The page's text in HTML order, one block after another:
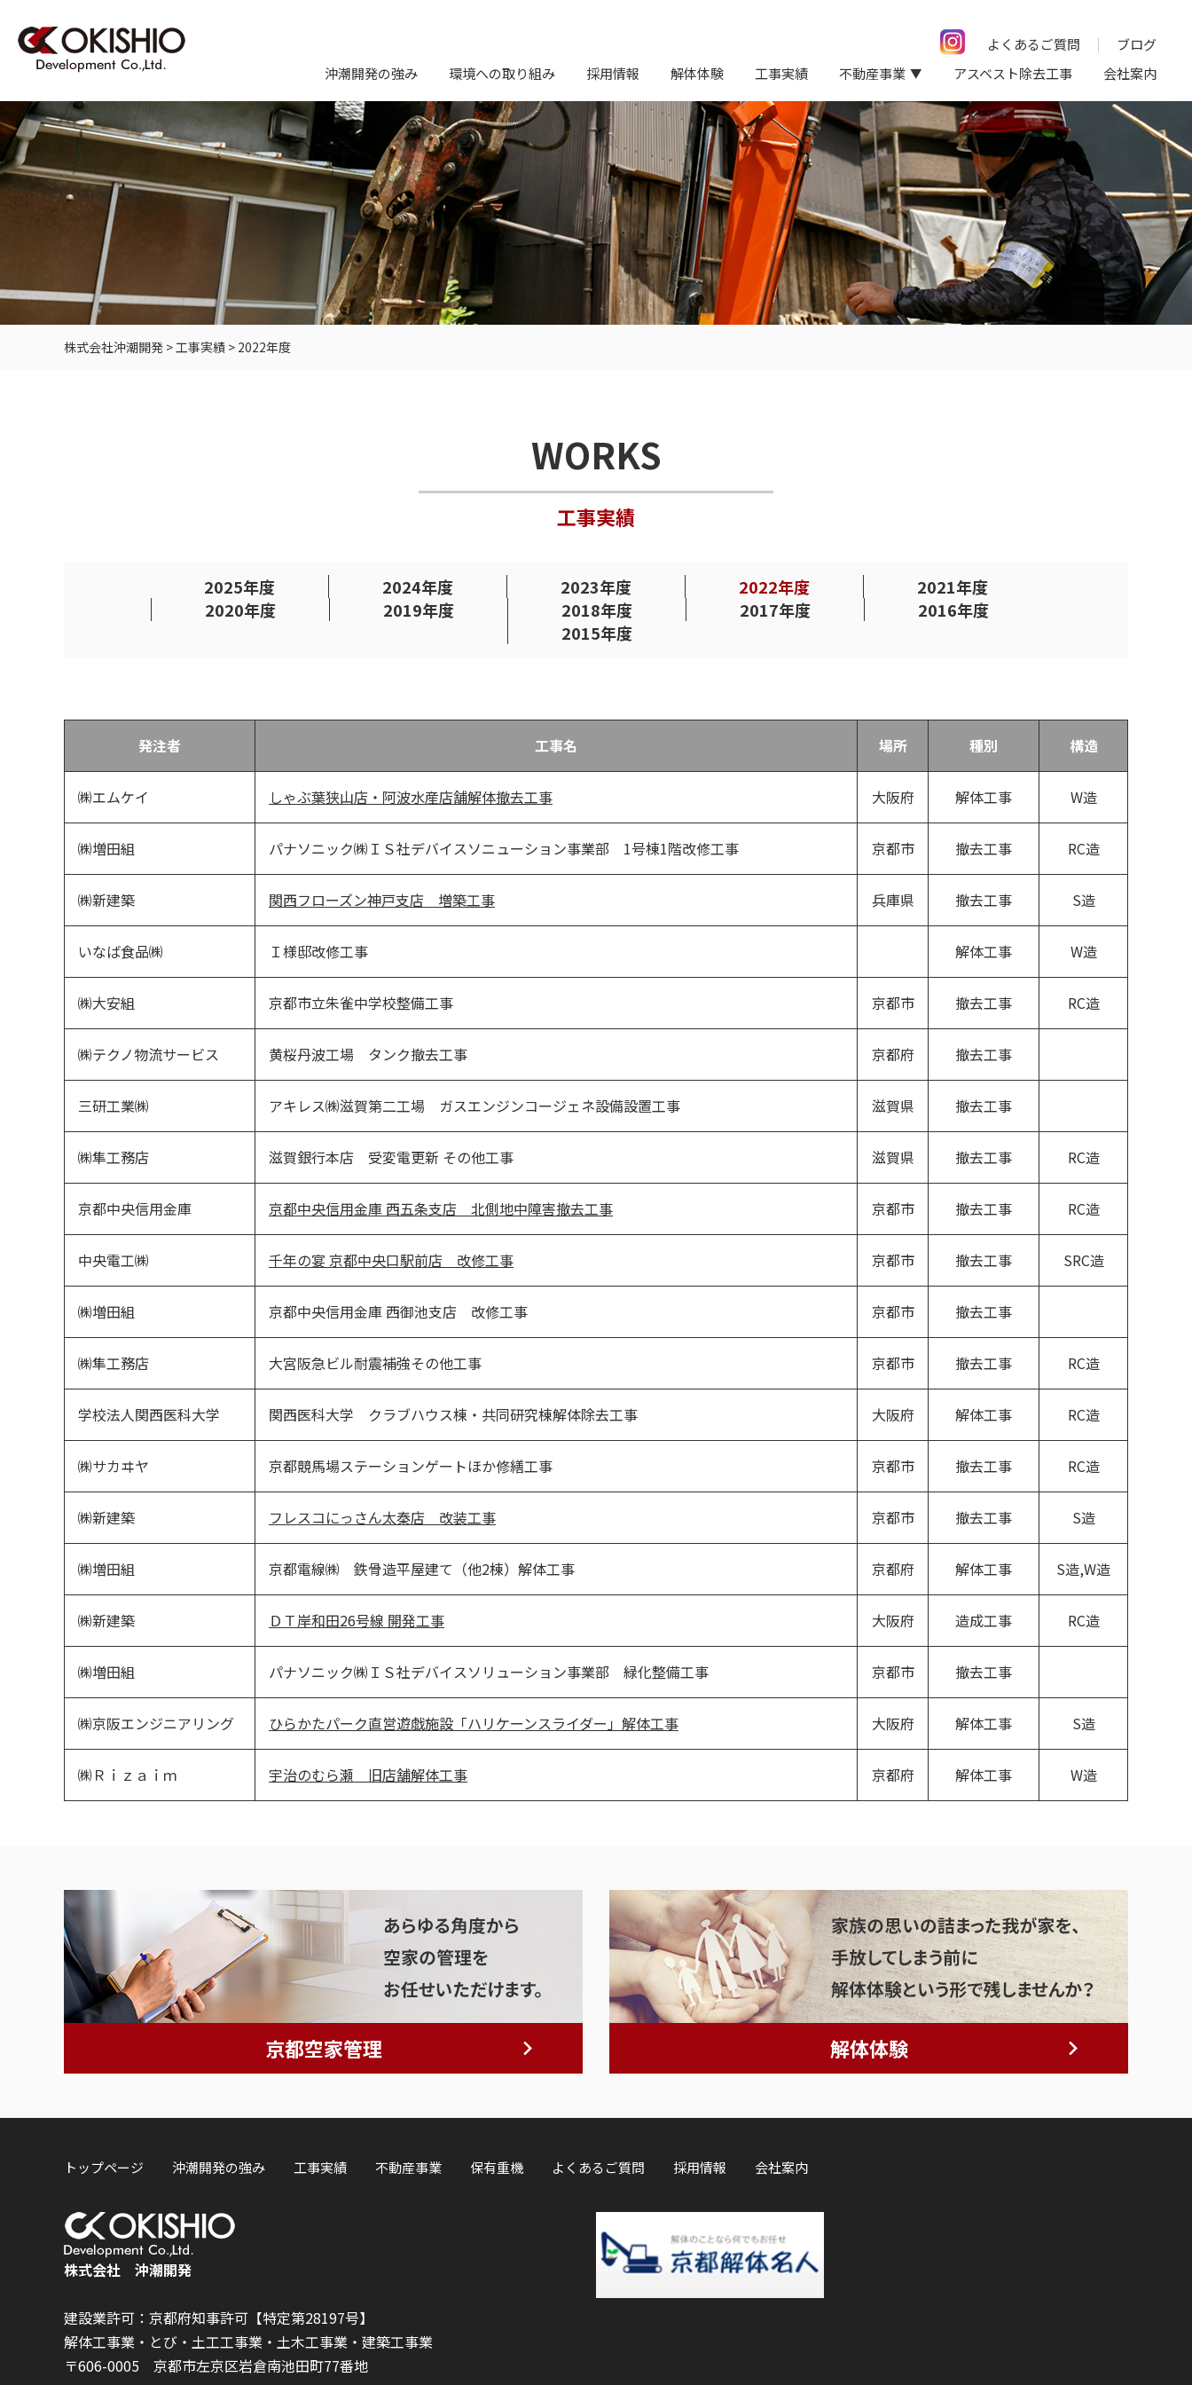
よくあるご質問
ブログ
沖潮開発の強み
環境への取り組み 採用情報 解体体験 工事実績 不動産事業 アスベスト除去工事 会社案内
株式会社沖潮開発 >工事実績 > 2022年度
WORKS
工事実績
2025年度 2024年度 2023年度 2022年度
2021年度
2020年度
2019年度 2018年度 2017年度
2016年度
2015年度
発注者 工事名 場所 種別 構造
㈱エムケイ しゃぶ葉狭山店・阿波水産店舗解体撤去工事 大阪府 解体工事 W造
㈱増田組 パナソニック㈱ＩＳ社デバイスソニューション事業部 1号棟1階改修工事 京都市 撤去工事 RC造
㈱新建築 関西フローズン神戸支店 増築工事 兵庫県 撤去工事 S造
いなば食品㈱ Ｉ様邸改修工事 解体工事 W造
㈱大安組 京都市立朱雀中学校整備工事 京都市 撤去工事 RC造
㈱テクノ物流サービス 黄桜丹波工場 タンク撤去工事 京都府 撤去工事
三研工業㈱ アキレス㈱滋賀第二工場 ガスエンジンコージェネ設備設置工事 滋賀県 撤去工事
㈱隼工務店 滋賀銀行本店 受変電更新 その他工事 滋賀県 撤去工事 RC造
京都中央信用金庫 京都中央信用金庫 西五条支店 北側地中障害撤去工事 京都市 撤去工事 RC造
中央電工㈱ 千年の宴 京都中央口駅前店 改修工事 京都市 撤去工事 SRC造
㈱増田組 京都中央信用金庫 西御池支店 改修工事 京都市 撤去工事
㈱隼工務店 大宮阪急ビル耐震補強その他工事 京都市 撤去工事 RC造
学校法人関西医科大学 関西医科大学 クラブハウス棟・共同研究棟解体除去工事 大阪府 解体工事 RC造
㈱サカヰヤ 京都競馬場ステーションゲートほか修繕工事 京都市 撤去工事 RC造
㈱新建築 フレスコにっさん太秦店 改装工事 京都市 撤去工事 S造
㈱増田組 京都電線㈱ 鉄骨造平屋建て（他2棟）解体工事 京都府 解体工事 S造,W造
㈱新建築 ＤＴ岸和田26号線 開発工事 大阪府 造成工事 RC造
㈱増田組 パナソニック㈱ＩＳ社デバイスソリューション事業部 緑化整備工事 京都市 撤去工事
㈱京阪エンジニアリング ひらかたパーク直営遊戯施設「ハリケーンスライダー」解体工事 大阪府 解体工事 S造
㈱Ｒｉｚａｉｍ 宇治のむら瀬 旧店舗解体工事 京都府 解体工事 W造
京都空家管理 解体体験
トップページ 沖潮開発の強み 工事実績 不動産事業 保有重機 よくあるご質問 採用情報 会社案内
株式会社 沖潮開発
建設業許可：京都府知事許可【特定第28197号】
解体工事業・とび・土工工事業・土木工事業・建築工事業
〒606-0005 京都市左京区岩倉南池田町77番地